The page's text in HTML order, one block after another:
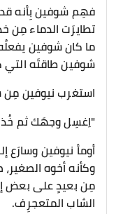
فهِم شوفين بِأنه قد
تطايرَت الدماء مِن
ما كان شوفين
شوفين طاقتَه التي
استغرب نيوفين
"اِغسِل وجهَك ثم
أومأ نيوفين وسارَع
وكأنه أخوه
مِن بعيدٍ على بعض
الشاب المتعجرِف.